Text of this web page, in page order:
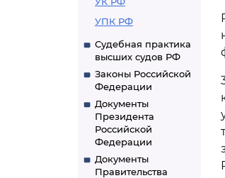
УПК РФ
Судебная практика
высших судов РФ
Законы Российской
Федерации
Документы
Президента
Российской
Федерации
Документы
Правительства